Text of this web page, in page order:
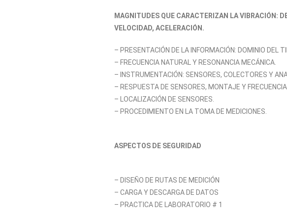
MAGNITUDES QUE CARACTERIZAN LA VIBRACIÓN:
VELOCIDAD, ACELERACIÓN.
– PRESENTACIÓN DE LA INFORMACIÓN: DOMINIO DEL
– FRECUENCIA NATURAL Y RESONANCIA MECÁNICA.
– INSTRUMENTACIÓN: SENSORES, COLECTORES Y
– RESPUESTA DE SENSORES, MONTAJE Y
– LOCALIZACIÓN DE SENSORES.
– PROCEDIMIENTO EN LA TOMA DE MEDICIONES.
ASPECTOS DE SEGURIDAD
– DISEÑO DE RUTAS DE MEDICIÓN
– CARGA Y DESCARGA DE DATOS
– PRACTICA DE LABORATORIO # 1